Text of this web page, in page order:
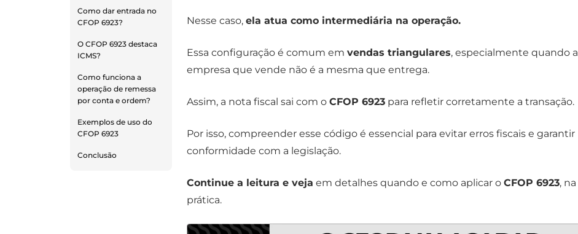
Como dar entrada no
CFOP 6923​?
O CFOP 6923 destaca
ICMS?
Como funciona a
operação de remessa
por conta e ordem?
Exemplos de uso do
CFOP 6923
Conclusão
Nesse caso, ela atua como intermediária na operação.
Essa configuração é comum em vendas triangulares, especialmente quando a
empresa que vende não é a mesma que entrega.
Assim, a nota fiscal sai com o CFOP 6923 para refletir corretamente a transação.
Por isso, compreender esse código é essencial para evitar erros fiscais e garantir
conformidade com a legislação.
Continue a leitura e veja em detalhes quando e como aplicar o CFOP 6923, na
prática.